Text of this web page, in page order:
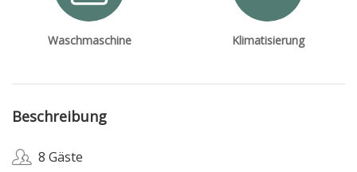
Waschmaschine Klimatisierung
Beschreibung
8 Gäste